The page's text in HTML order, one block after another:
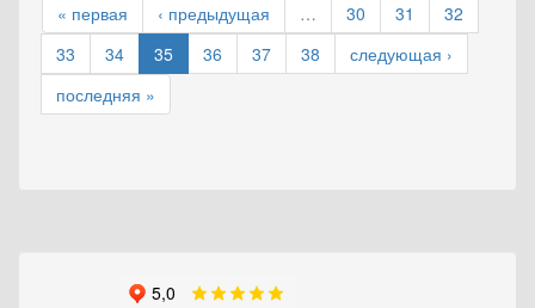
« первая ‹ предыдущая … 30 31
32
33
34 35 36 37 38
следующая ›
последняя »